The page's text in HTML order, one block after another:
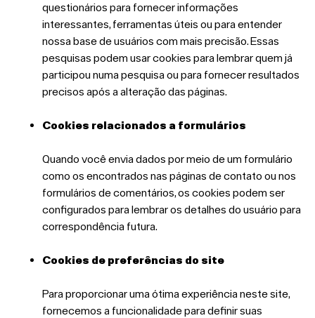
questionários para fornecer informações
interessantes, ferramentas úteis ou para entender
nossa base de usuários com mais precisão. Essas
pesquisas podem usar cookies para lembrar quem já
participou numa pesquisa ou para fornecer resultados
precisos após a alteração das páginas.
Cookies relacionados a formulários
Quando você envia dados por meio de um formulário
como os encontrados nas páginas de contato ou nos
formulários de comentários, os cookies podem ser
configurados para lembrar os detalhes do usuário para
correspondência futura.
Cookies de preferências do site
Para proporcionar uma ótima experiência neste site,
fornecemos a funcionalidade para definir suas